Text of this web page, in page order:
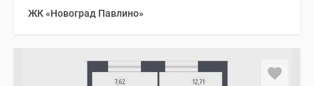
ЖК «Новоград Павлино»